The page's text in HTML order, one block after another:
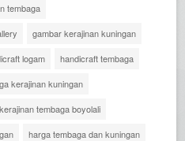
tembaga
gambar kerajinan kuningan
logam
handicraft tembaga
kerajinan kuningan
tembaga boyolali
harga tembaga dan kuningan